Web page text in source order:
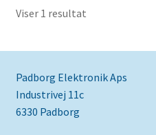
Viser 1 resultat
Padborg Elektronik Aps
Industrivej 11c
6330 Padborg